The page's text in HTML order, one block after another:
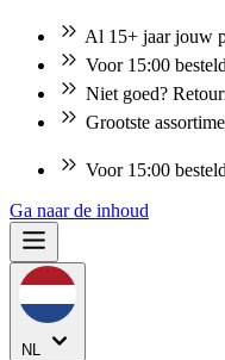
Al 15+ jaar jouw
Voor 15:00
Niet goed?
Grootste
Voor 15:00
Ga naar de inhoud